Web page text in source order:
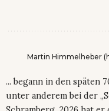
Martin Himmelheber
... begann in den späten
unter anderem bei der